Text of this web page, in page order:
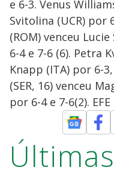
e 6-3. Venus
Svitolina (UCR) por
(ROM) venceu
6-4 e 7-6 (6). Petra
Knapp (ITA) por 6-
(SER, 16) venceu
por 6-4 e 7-6(2).
Últimas